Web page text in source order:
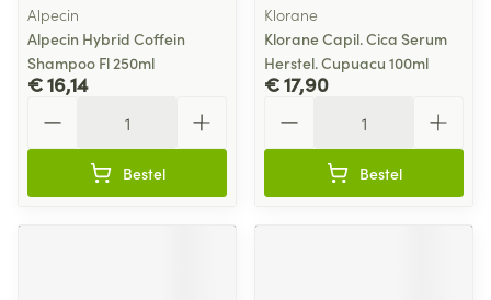
Alpecin
Alpecin Hybrid Coffein
Shampoo Fl 250ml
€ 16,14
Bestel
Klorane
Klorane Capil. Cica Serum
Herstel. Cupuacu 100ml
€ 17,90
Bestel